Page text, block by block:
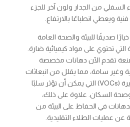
السفلي من الجدار ولون آخر للجزء
ويعطي انطباعًا بالارتفاع.
صديقًا للبيئة والصحة العامة
التي تحتوي على مواد كيميائية ضارة.
تقدم الآن دهانات مخصصة
وغير سامة، مما يقلل من انبعاثات
المركبات العضوية المتطايرة (VOCs) التي يمكن أن تؤثر سلبًا
وصحة السكان. علاوة على ذلك،
في الحفاظ على البيئة من
عن عمليات الطلاء التقليدية.